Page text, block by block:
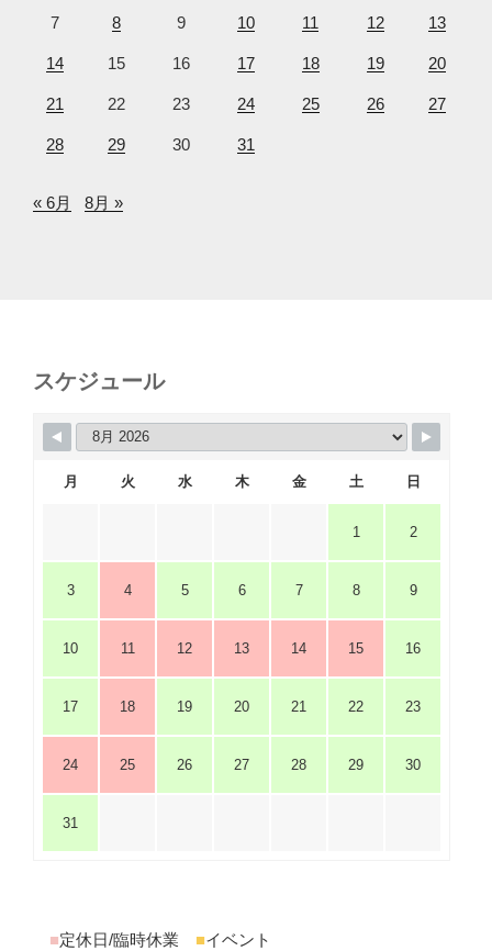
7 8 9 10 11 12 13
14 15 16 17 18 19 20
21 22 23 24 25 26 27
28 29 30 31
« 6月 8月 »
スケジュール
月 火 水 木 金 土 日
1 2
3 4 5 6 7 8 9
10 11 12 13 14 15 16
17 18 19 20 21 22 23
24 25 26 27 28 29 30
31
■定休日/臨時休業 ■イベント